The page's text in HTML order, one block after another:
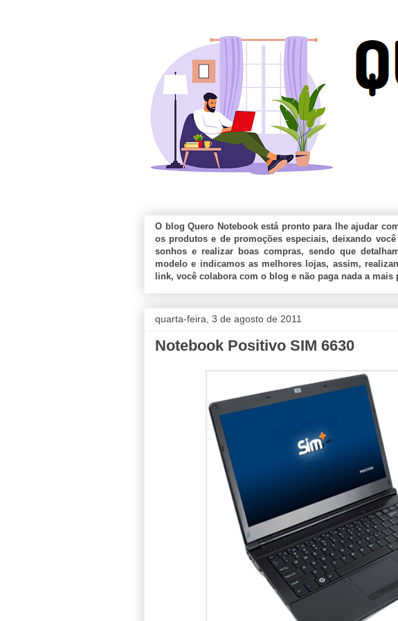
O blog Quero Notebook está pronto para lhe ajudar
os produtos e de promoções especiais, deixando
sonhos e realizar boas compras, sendo que
modelo e indicamos as melhores lojas, assim,
link, você colabora com o blog e não paga nada a
quarta-feira, 3 de agosto de 2011
Notebook Positivo SIM 6630